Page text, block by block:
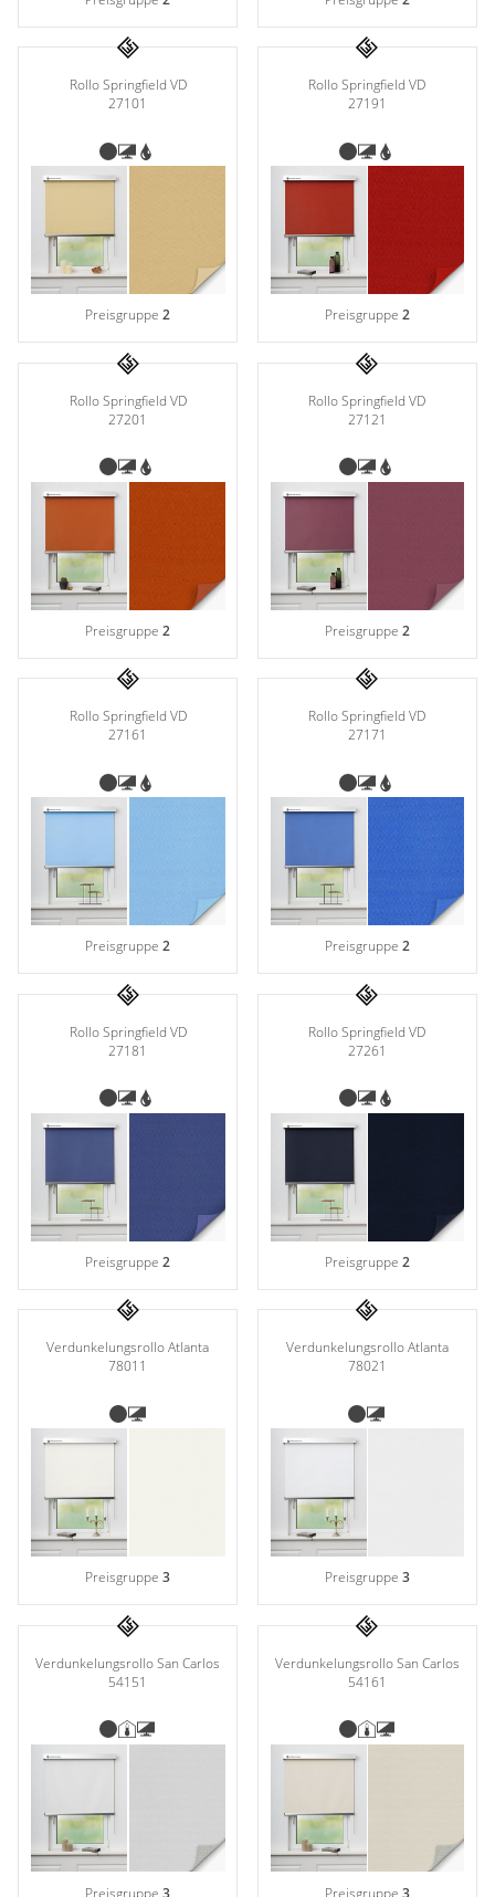
Rollo Springfield VD
27101
Preisgruppe2
Rollo Springfield VD
27191
Preisgruppe 2
Rollo Springfield VD
27201
Preisgruppe2
Rollo Springfield VD
27121
Preisgruppe 2
Rollo Springfield VD
27161
Preisgruppe2
Rollo Springfield VD
27171
Preisgruppe 2
Rollo Springfield VD
27181
Preisgruppe2
Rollo Springfield VD
27261
Preisgruppe 2
Verdunkelungsrollo Atlanta
78011
Preisgruppe3
Verdunkelungsrollo Atlanta
78021
Preisgruppe 3
Verdunkelungsrollo San Carlos
54151
Preisgruppe3
Verdunkelungsrollo San Carlos
54161
Preisgruppe 3